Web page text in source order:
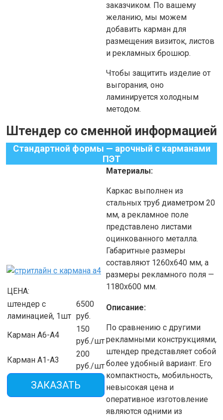
заказчиком. По вашему
желанию, мы можем
добавить карман для
размещения визиток, листов
и рекламных брошюр.
Чтобы защитить изделие от
выгорания, оно
ламинируется холодным
методом.
Штендер со сменной информацией
Стандартной формы — арочный с карманами
ПЭТ
ЦЕНА:
штендер с
ламинацией, 1шт
6500
руб.
Карман А6-А4
150
руб./шт
Карман А1-А3
200
руб./шт
ЗАКАЗАТЬ
Материалы:
Каркас выполнен из
стальных труб диаметром 20
мм, а рекламное поле
представлено листами
оцинкованного металла.
Габаритные размеры
составляют 1260х640 мм, а
размеры рекламного поля —
1180х600 мм.
Описание:
По сравнению с другими
рекламными конструкциями,
штендер представляет собой
более удобный вариант. Его
компактность, мобильность,
невысокая цена и
оперативное изготовление
являются одними из